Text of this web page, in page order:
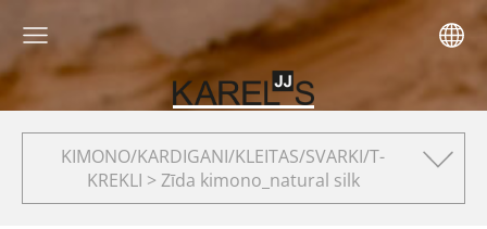
KIMONO/KARDIGANI/KLEITAS/SVARKI/T-
KREKLI > Zīda kimono_natural silk